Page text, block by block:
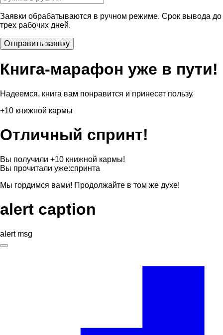
Заявки обрабатываются в ручном режиме. Срок вывода до
трех рабочих дней.
Книга-марафон уже в пути!
Надеемся, книга вам понравится и принесет пользу.
+10 книжной кармы
Отличный спринт!
Вы получили +10 книжной кармы!
Вы прочитали уже:спринта
Мы гордимся вами! Продолжайте в том же духе!
alert caption
alert msg